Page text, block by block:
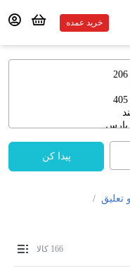
خرید عمده
پیدا کن
تعلیق /
166 کالا